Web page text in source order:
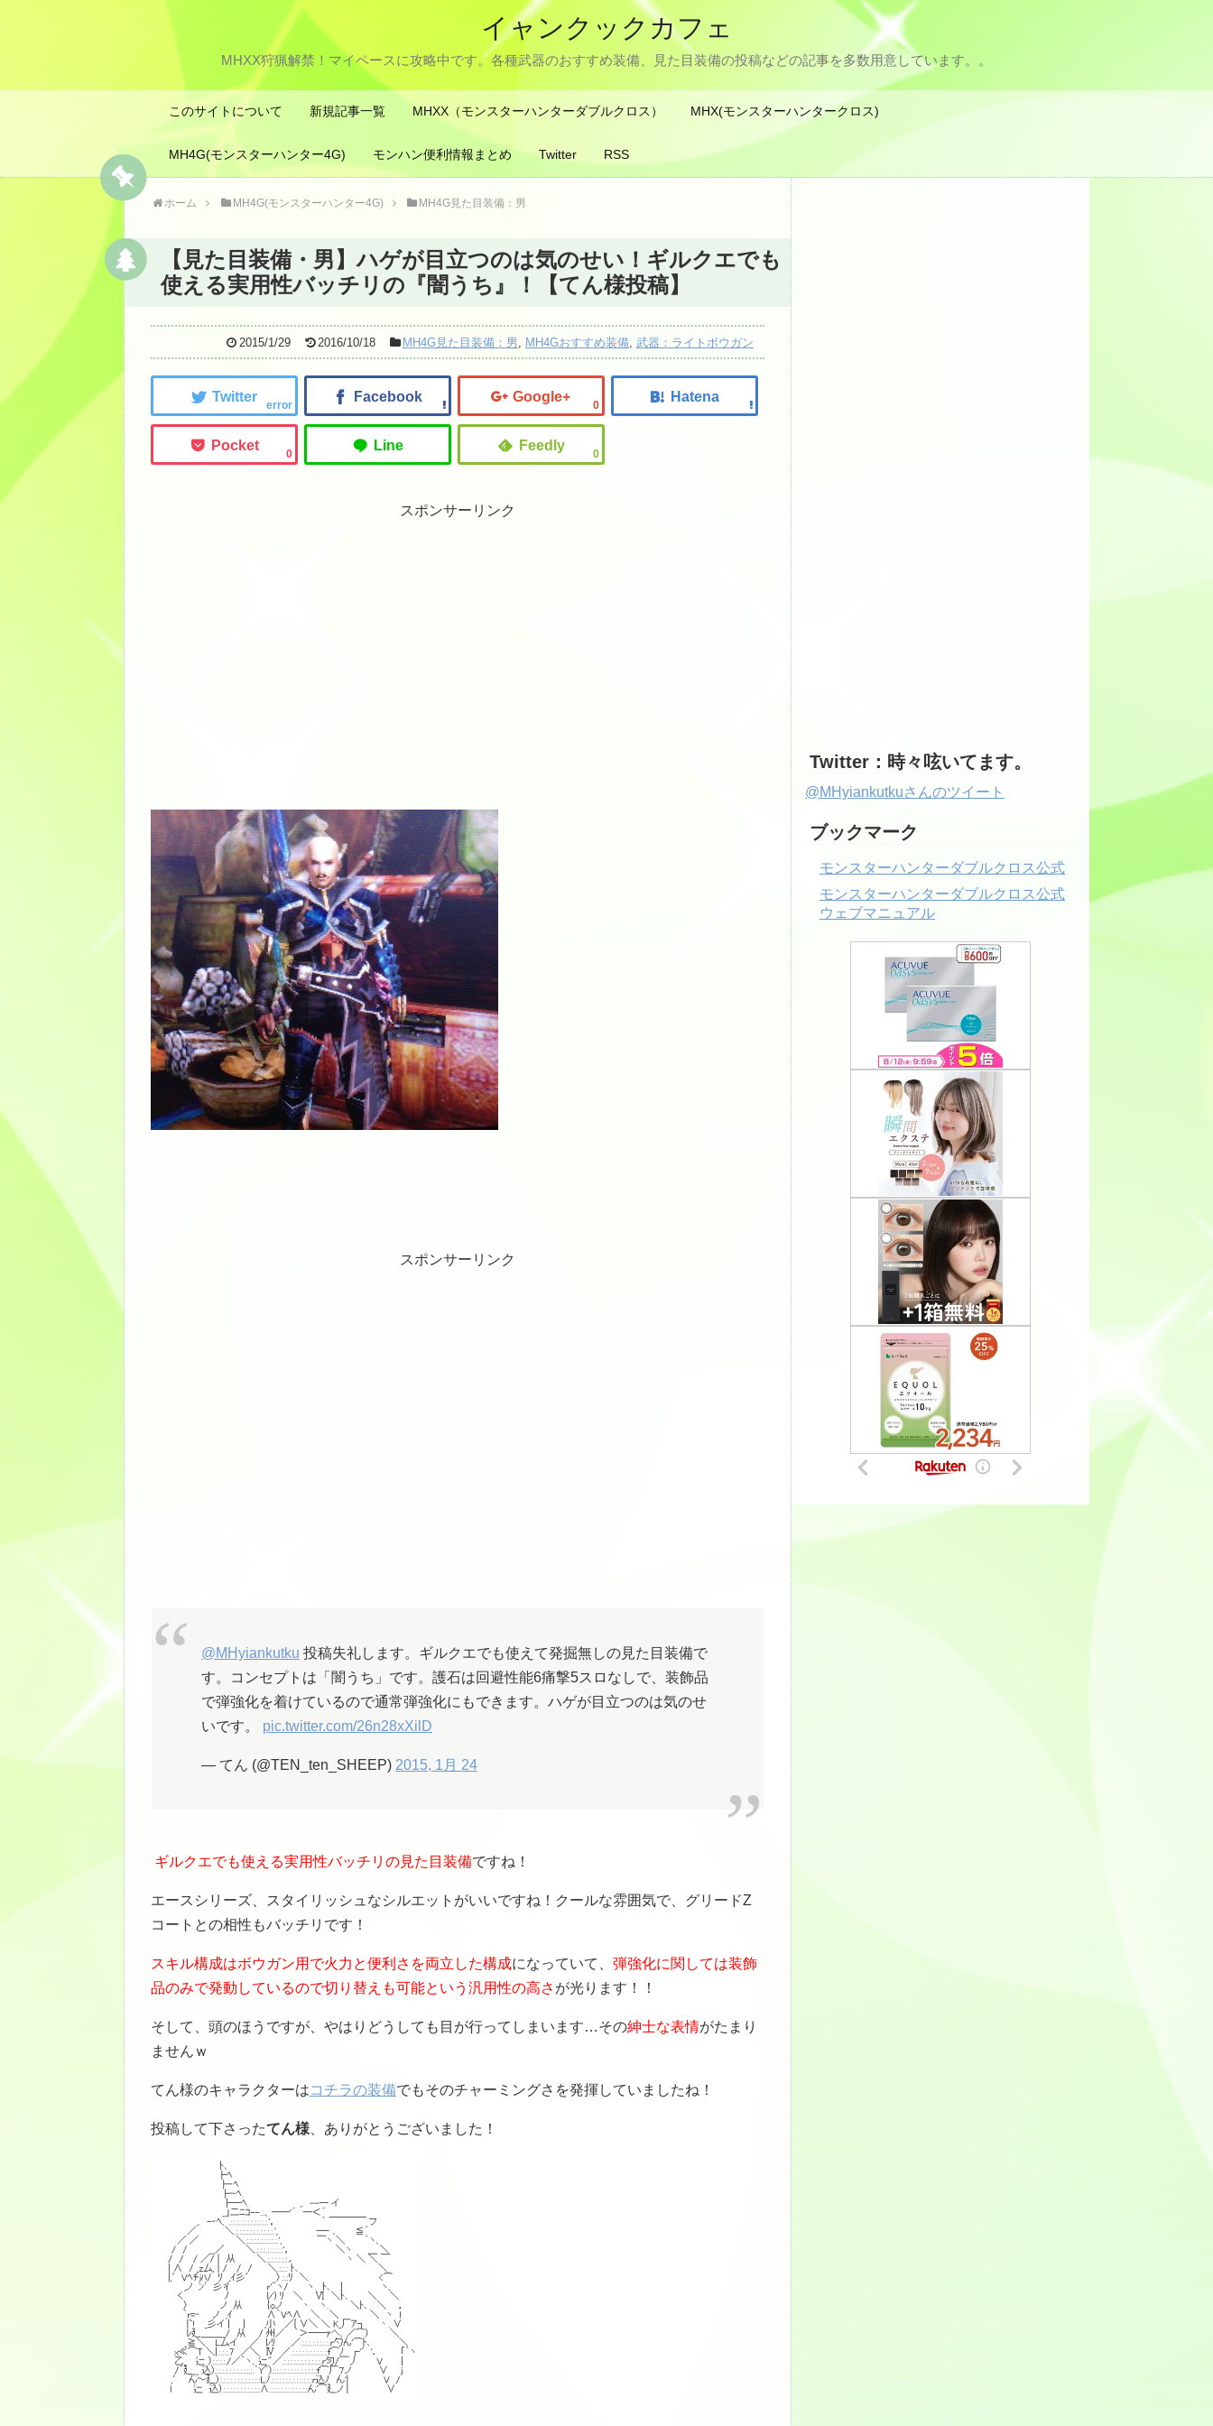
イャンクックカフェ
MHXX狩猟解禁！マイペースに攻略中です。各種武器のおすすめ装備、見た目装備の投稿などの記事を多数用意しています。。
このサイトについて 新規記事一覧 MHXX（モンスターハンターダブルクロス） MHX(モンスターハンタークロス)
MH4G(モンスターハンター4G) モンハン便利情報まとめ Twitter RSS
ホーム MH4G(モンスターハンター4G) MH4G見た目装備：男
【見た目装備・男】ハゲが目立つのは気のせい！ギルクエでも
使える実用性バッチリの『闇うち』！【てん様投稿】
2015/1/29 2016/10/18 MH4G見た目装備：男 , MH4Gおすすめ装備, 武器：ライトボウガン
error 0
0 0
スポンサーリンク
スポンサーリンク
@MHyiankutku 投稿失礼します。ギルクエでも使えて発掘無しの見た目装備で
す。コンセプトは「闇うち」です。護石は回避性能6痛撃5スロなしで、装飾品
で弾強化を着けているので通常弾強化にもできます。ハゲが目立つのは気のせ
いです。 pic.twitter.com/26n28xXilD
— てん (@TEN_ten_SHEEP) 2015, 1月 24
ギルクエでも使える実用性バッチリの見た目装備ですね！
エースシリーズ、スタイリッシュなシルエットがいいですね！クールな雰囲気で、グリードZ
コートとの相性もバッチリです！
スキル構成はボウガン用で火力と便利さを両立した構成になっていて、 弾強化に関しては装飾
品のみで発動しているので切り替えも可能という汎用性の高さ が光ります！！
そして、頭のほうですが、やはりどうしても目が行ってしまいます…その紳士な表情がたまり
ませんｗ
てん様のキャラクターはコチラの装備でもそのチャーミングさを発揮していましたね！
投稿して下さったてん様 、ありがとうございました！
Twitter：時々呟いてます。
@MHyiankutkuさんのツイート
ブックマーク
モンスターハンターダブルクロス公式
モンスターハンターダブルクロス公式
ウェブマニュアル